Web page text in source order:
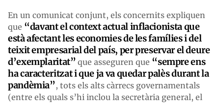
En un comunicat conjunt, els concernits expliquen
que “davant el context actual inflacionista que
està afectant les economies de les famílies i del
teixit empresarial del país, per preservar el deure
d’exemplaritat”que asseguren que “sempre ens
ha caracteritzat i que ja va quedar palès durant la
pandèmia”, tots els alts càrrecs governamentals
(entre els quals s’hi inclou la secretària general, el